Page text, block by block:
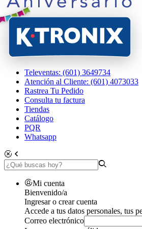
Televentas: (601) 3649734
Atención al Cliente: (601) 4073033
Rastrea Tu Pedido
Consulta tu factura
Tiendas
Catálogo
PQR
Whatsapp
Mi cuenta
Bienvenido/a
Ingresar o crear cuenta
Accede a tus datos personales, tus
Correo electrónico